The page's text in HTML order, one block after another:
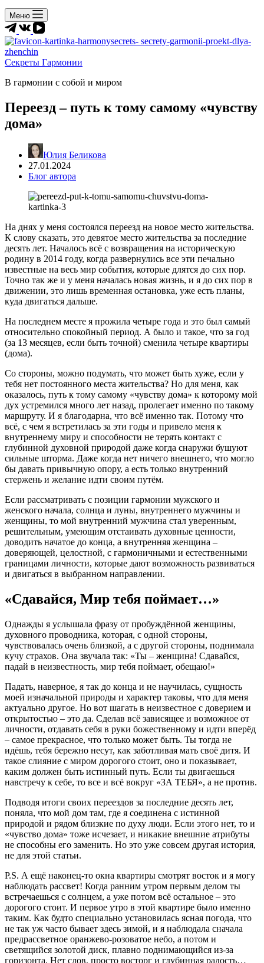
Меню
Секреты Гармонии
В гармонии c собой и миром
Переезд – путь к тому самому «чувству
дома»
Юлия Беликова
27.01.2024
Блог автора
На днях у меня состоялся переезд на новое место жительства.
К слову сказать, это девятое место жительства за последние
десять лет. Началось всё с возвращения на историческую
родину в 2014 году, когда развернулись все эти печально
известные на весь мир события, которые длятся до сих пор.
Точно так же и у меня началась новая жизнь, и я до сих пор в
движении, это лишь временная остановка, уже есть планы,
куда двигаться дальше.
На последнем месте я прожила четыре года и это был самый
относительно спокойный период. А было и такое, что за год
(за 13 месяцев, если быть точной) сменила четыре квартиры
(дома).
Со стороны, можно подумать, что может быть хуже, если у
тебя нет постоянного места жительства? Но для меня, как
оказалось, путь к тому самому «чувству дома» к которому мой
дух устремился много лет назад, пролегает именно по такому
маршруту. И я благодарна, что всё именно так. Потому что
всё, с чем я встретилась за эти годы и привело меня к
внутреннему миру и способности не терять контакт с
глубинной духовной природой даже когда снаружи бушуют
сильные шторма. Даже когда нет ничего внешнего, что могло
бы давать привычную опору, а есть только внутренний
стержень и желание идти своим путём.
Если рассматривать с позиции гармонии мужского и
женского начала, солнца и луны, внутреннего мужчины и
женщины, то мой внутренний мужчина стал уверенным,
решительным, умеющим отстаивать духовные ценности,
доводить начатое до конца, а внутренняя женщина –
доверяющей, целостной, с гармоничными и естественными
границами личности, которые дают возможность развиваться
и двигаться в выбранном направлении.
«Сдавайся, Мир тебя поймает…»
Однажды я услышала фразу от пробуждённой женщины,
духовного проводника, которая, с одной стороны,
чувствовалась очень близкой, а с другой стороны, поднимала
кучу страхов. Она звучала так: «Ты – женщина! Сдавайся,
падай в неизвестность, мир тебя поймает, обещаю!»
Падать, наверное, я так до конца и не научилась, сущность
моей изначальной природы и характер таковы, что для меня
актуально другое. Но вот шагать в неизвестное с доверием и
открытостью – это да. Сделав всё зависящее и возможное от
личности, отдавать себя в руки божественному и идти вперёд
– самое прекрасное, что только может быть. Ты тогда не
идёшь, тебя бережно несут, как заботливая мать своё дитя. И
такое слияние с миром дорогого стоит, оно и показывает,
каким должен быть истинный путь. Если ты двигаешься
навстречу к себе, то все и всё вокруг «ЗА ТЕБЯ», а не против.
Подводя итоги своих переездов за последние десять лет,
поняла, что мой дом там, где я соединена с истинной
природой и рядом близкие по духу люди. Если этого нет, то и
«чувство дома» тоже исчезает, и никакие внешние атрибуты
не способны его заменить. Но это уже совсем другая история,
не для этой статьи.
P.S. А ещё наконец-то окна квартиры смотрят восток и я могу
наблюдать рассвет! Когда ранним утром первым делом ты
встречаешься с солнцем, а уже потом всё остальное – это
дорогого стоит. И первое утро в этой квартире было именно
таким. Как будто специально установилась ясная погода, что
не так уж часто бывает здесь зимой, и я наблюдала сначала
предрассветное оранжево-розоватое небо, а потом и
светящийся золотой диск, плавно поднимающийся из-за
горизонта. Нет слов, просто восторг и глубинная радость…